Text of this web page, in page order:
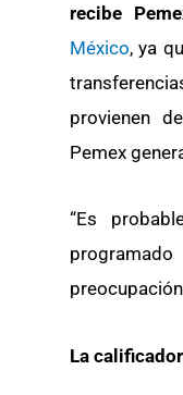
recibe
México, ya
provienen
Pemex
“Es
La